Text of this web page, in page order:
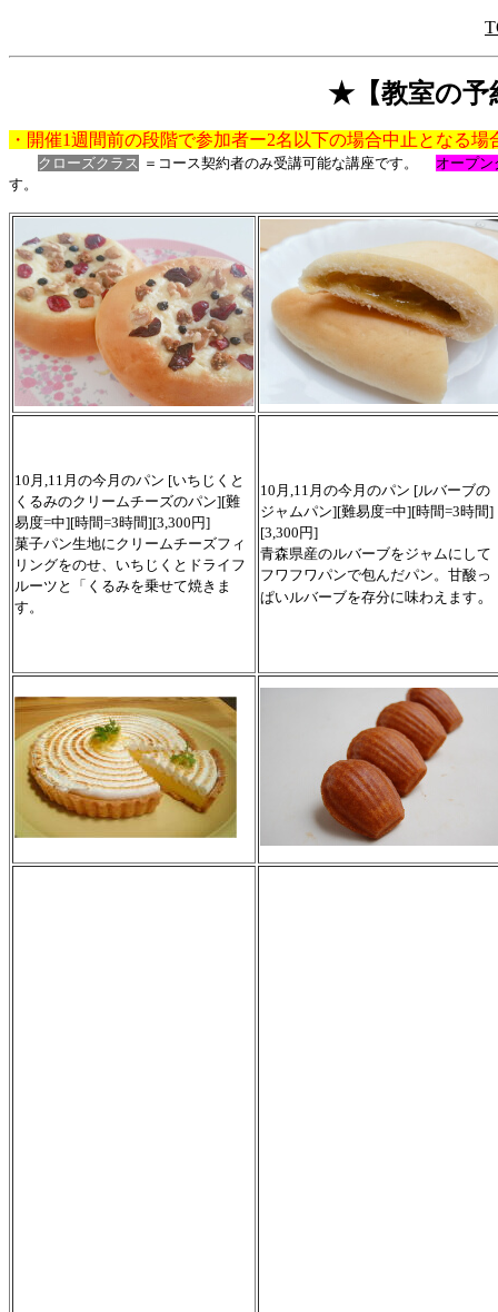
★【教室の予
・開催1週間前の段階で参加者ー2名以下の場合中止となる場
クローズクラス ＝コース契約者のみ受講可能な講座です。 オープン
す。
10月,11月の今月のパン [いちじくと
くるみのクリームチーズのパン][難
易度=中][時間=3時間][3,300円]
菓子パン生地にクリームチーズフィ
リングをのせ、いちじくとドライフ
ルーツと「くるみを乗せて焼きま
す。
10月,11月の今月のパン [ルバーブの
ジャムパン][難易度=中][時間=3時間]
[3,300円]
青森県産のルバーブをジャムにして
フワフワパンで包んだパン。甘酸っ
ぱいルバーブを存分に味わえます 。